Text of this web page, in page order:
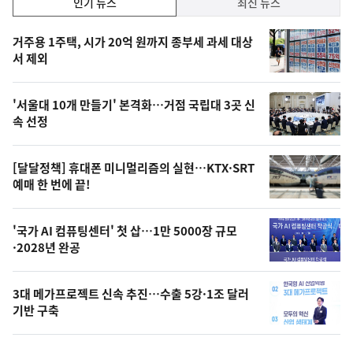
기,
최
신,
오
늘
의
영
상
오
늘
의
사
진
인
기
뉴
스
거주용 1주택, 시가 20억 원까지 종부세 과세 대상
서 제외
'서울대 10개 만들기' 본격화…거점 국립대 3곳 신
속 선정
[달달정책] 휴대폰 미니멀리즘의 실현…KTX·SRT
예매 한 번에 끝!
'국가 AI 컴퓨팅센터' 첫 삽…1만 5000장 규모
·2028년 완공
3대 메가프로젝트 신속 추진…수출 5강·1조 달러
기반 구축